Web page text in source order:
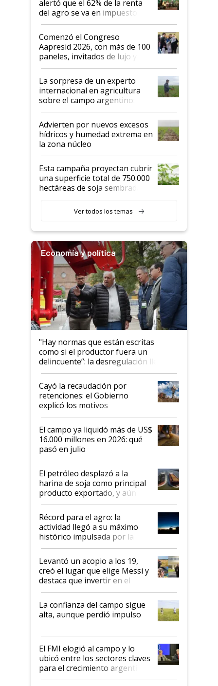
alertó que el 62% de la renta
del agro se va en impuestos:
"No es bueno que en
Argentina se sigan discutiendo
las mismas cosas de hace 50
años"
Comenzó el Congreso
Aapresid 2026, con más de 100
paneles, invitados de lujo y
todas las tendencias
La sorpresa de un experto
internacional en agricultura
sobre el campo argentino:
"Estoy muy impresionado"
Advierten por nuevos excesos
hídricos y humedad extrema en
la zona núcleo
Esta campaña proyectan cubrir
una superficie total de 750.000
hectáreas de soja sembradas
variedades que marcan un
salto tecnológico en genética y
Ver todos los temas
Economía y política
"Hay normas que están escritas
como si el productor fuera un
delincuente”: la desregulación llegó
al Congreso Aapresid y hasta se
habló del financiamiento al IPCVA
Cayó la recaudación por
retenciones: el Gobierno
explicó los motivos
El campo ya liquidó más de US$
16.000 millones en 2026: qué
pasó en julio
El petróleo desplazó a la
harina de soja como principal
producto exportado, y aún así
el agro aportó casi seis de cada
diez dólares y sostuvo el
liderazgo en un semestre
récord
Récord para el agro: la
actividad llegó a su máximo
histórico impulsada por la
cosecha y las exportaciones
Levantó un acopio a los 19,
creó el lugar que elige Messi y
destaca que invertir en el
kirchnerismo era como "darle
plata a un hijo para droga":
Juan Félix Rossetti, el libertario
que de una dura crisis salió
de Milei
La confianza del campo sigue
alta, aunque perdió impulso
El FMI elogió al campo y lo
ubicó entre los sectores claves
para el crecimiento argentino